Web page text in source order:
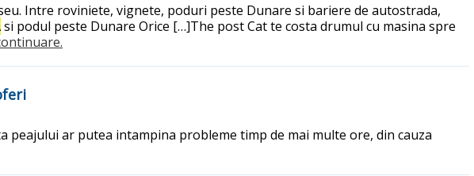
Intre roviniete, vignete, poduri peste Dunare si bariere de autostrada,
si podul peste Dunare Orice […]The post Cat te costa drumul cu masina spre
ar putea intampina probleme timp de mai multe ore, din cauza